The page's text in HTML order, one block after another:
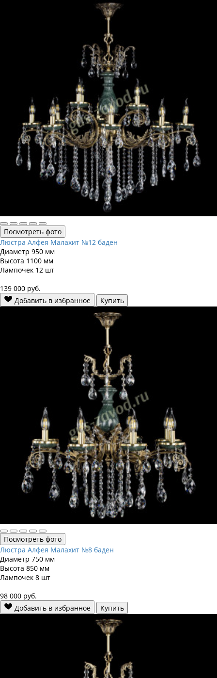
Посмотреть фото
Люстра Алфея Малахит №12 баден
Диаметр 950 мм
Высота 1100 мм
Лампочек 12 шт
139 000 руб.
Добавить в избранное
Купить
Посмотреть фото
Люстра Алфея Малахит №8 баден
Диаметр 750 мм
Высота 850 мм
Лампочек 8 шт
98 000 руб.
Добавить в избранное
Купить